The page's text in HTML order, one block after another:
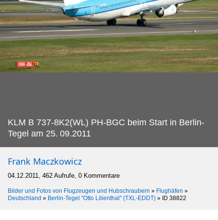
KLM B 737-8K2(WL) PH-BGC beim Start in Berlin-
Tegel am 25. 09.2011
Frank Maczkowicz
04.12.2011, 462 Aufrufe, 0 Kommentare
Bilder und Fotos von Flugzeugen und Hubschraubern » Flughäfen »
Deutschland » Berlin-Tegel "Otto Lilienthal" (TXL-EDDT) » ID 38822